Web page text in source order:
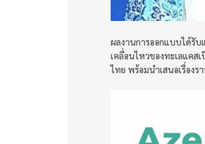
ผลงานการออกแบบได้รับ
เคลื่อนไหวของทะเลแคส
ไทย พร้อมนำเสนอเรื่อง